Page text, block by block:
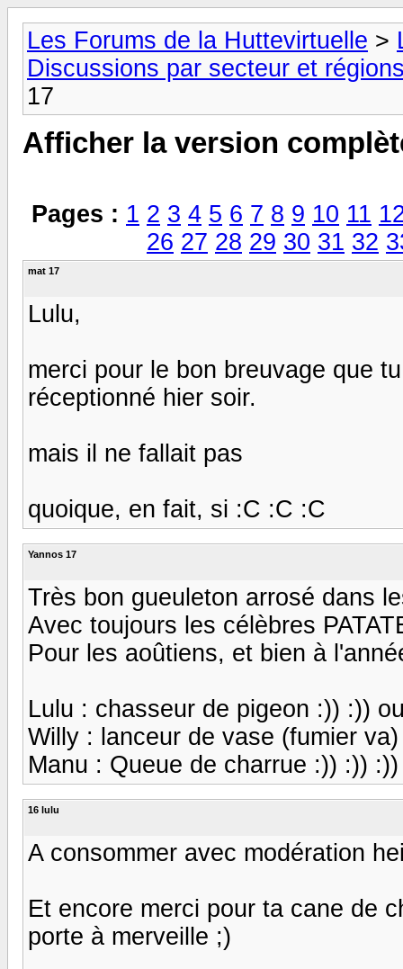
Les Forums de la Huttevirtuelle >
Discussions par secteur et
17
Afficher la version
Pages : 1 2 3 4 5 6 7 8 9 10 11
26 27 28 29 30 31 32
mat 17
Lulu,
merci pour le bon breuvage que
réceptionné hier soir.
mais il ne fallait pas
quoique, en fait, si :C :C :C
Yannos 17
Très bon gueuleton arrosé dans
Avec toujours les célèbres
Pour les aoûtiens, et bien à
Lulu : chasseur de pigeon :)) :))
Willy : lanceur de vase (fumier
Manu : Queue de charrue :)) :)) :))
16 lulu
A consommer avec modération
Et encore merci pour ta cane de
porte à merveille ;)